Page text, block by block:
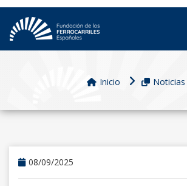
Inicio Noticias
08/09/2025